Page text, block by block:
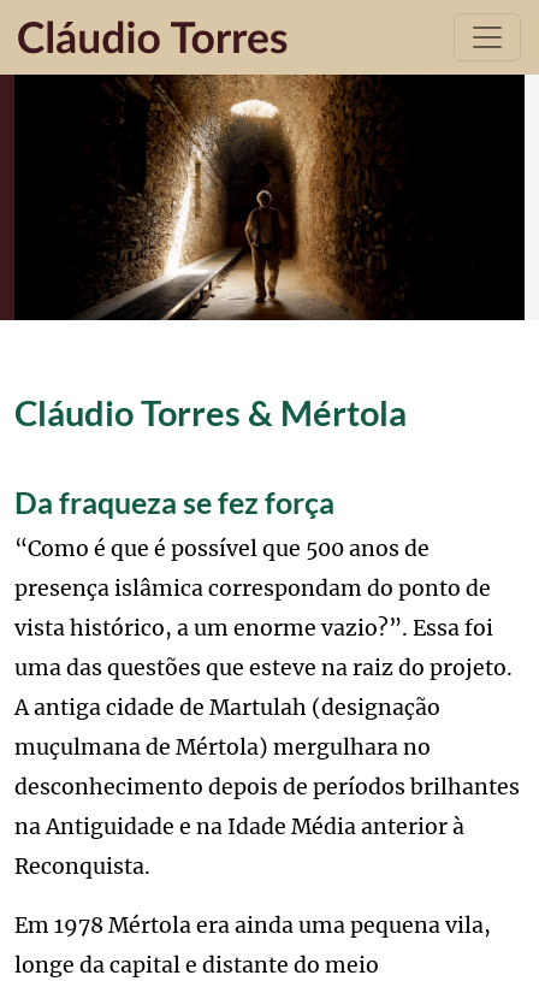
Cláudio Torres & Mértola
Da fraqueza se fez força
“Como é que é possível que 500 anos de
presença islâmica correspondam do ponto de
vista histórico, a um enorme vazio?”. Essa foi
uma das questões que esteve na raiz do projeto.
A antiga cidade de Martulah (designação
muçulmana de Mértola) mergulhara no
desconhecimento depois de períodos brilhantes
na Antiguidade e na Idade Média anterior à
Reconquista.
Em 1978 Mértola era ainda uma pequena vila,
longe da capital e distante do meio